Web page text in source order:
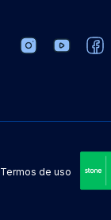
Termos de uso